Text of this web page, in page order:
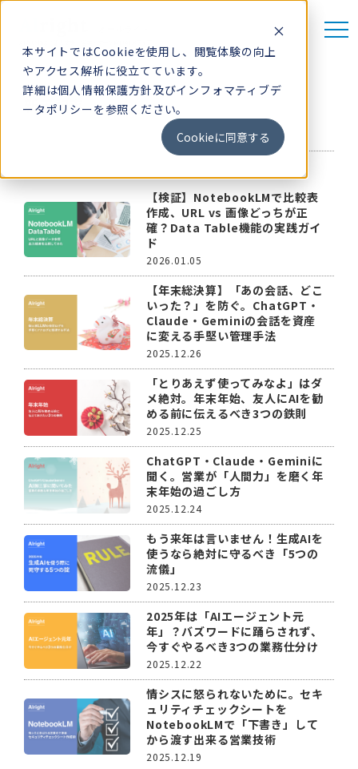
本サイトではCookieを使用し、閲覧体験の向上
やアクセス解析に役立てています。
詳細は個人情報保護方針及びインフォマティブデ
ータポリシーを参照ください。
Cookieに同意する
無料相談
新着記事
AIツール情報
llms.txt ジェネレーター
お知らせ
Alrightとは
運営会社
利用規約
インフォマティブデータポリシー
個人情報保護方針
お問い合わせ
新着記事
【検証】NotebookLMで比較表
作成、URL vs 画像どっちが正
確？Data Table機能の実践ガイ
ド
2026.01.05
【年末総決算】「あの会話、どこ
いった？」を防ぐ。ChatGPT・
Claude・Geminiの会話を資産
に変える手堅い管理手法
2025.12.26
「とりあえず使ってみなよ」はダ
メ絶対。年末年始、友人にAIを勧
める前に伝えるべき3つの鉄則
2025.12.25
ChatGPT・Claude・Geminiに
聞く。営業が「人間力」を磨く年
末年始の過ごし方
2025.12.24
もう来年は言いません！生成AIを
使うなら絶対に守るべき「5つの
流儀」
2025.12.23
2025年は「AIエージェント元
年」？バズワードに踊らされず、
今すぐやるべき3つの業務仕分け
2025.12.22
情シスに怒られないために。セキ
ュリティチェックシートを
NotebookLMで「下書き」して
から渡す出来る営業技術
2025.12.19